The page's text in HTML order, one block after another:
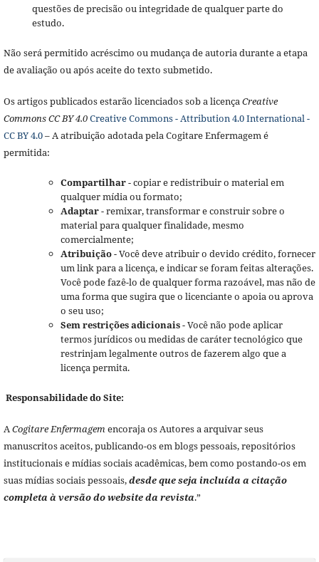
questões de precisão ou integridade de qualquer parte do
estudo.
Não será permitido acréscimo ou mudança de autoria durante a etapa
de avaliação ou após aceite do texto submetido.
Os artigos publicados estarão licenciados sob a licençaCreative
Commons CC BY 4.0Creative Commons - Attribution 4.0 International -
CC BY 4.0– A atribuição adotada pela Cogitare Enfermagem é
permitida:
Compartilhar- copiar e redistribuir o material em
qualquer mídia ou formato;
Adaptar- remixar, transformar e construir sobre o
material para qualquer finalidade, mesmo
comercialmente;
Atribuição- Você deve atribuir o devido crédito, fornecer
um link para a licença, e indicar se foram feitas alterações.
Você pode fazê-lo de qualquer forma razoável, mas não de
uma forma que sugira que o licenciante o apoia ou aprova
o seu uso;
Sem restrições adicionais- Você não pode aplicar
termos jurídicos ou medidas de caráter tecnológico que
restrinjam legalmente outros de fazerem algo que a
licença permita.
Responsabilidade do Site:
ACogitare Enfermagemencoraja os Autores a arquivar seus
manuscritos aceitos, publicando-os em blogs pessoais, repositórios
institucionais e mídias sociais acadêmicas, bem como postando-os em
suas mídias sociais pessoais,desde que seja incluída a citação
completa à versão do website da revista.”